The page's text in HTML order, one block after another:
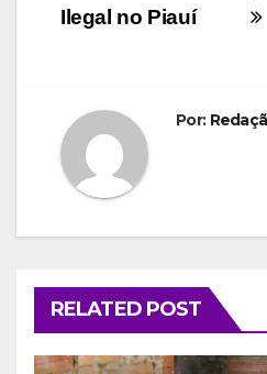
Ilegal no Piauí
Por:
RELATED POST